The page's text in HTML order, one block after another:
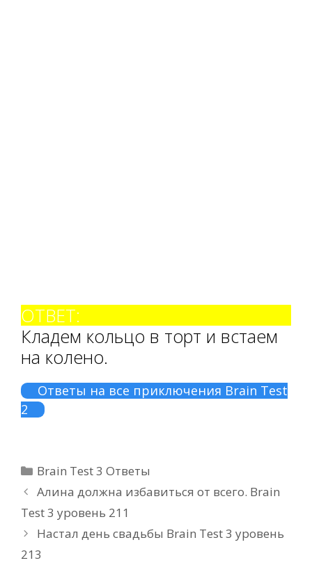
ОТВЕТ:
Кладем кольцо в торт и встаем
на колено.
Ответы на все приключения Brain Test
2
Рубрики
Brain Test 3 Ответы
Алина должна избавиться от всего. Brain
Test 3 уровень 211
Настал день свадьбы Brain Test 3 уровень
213